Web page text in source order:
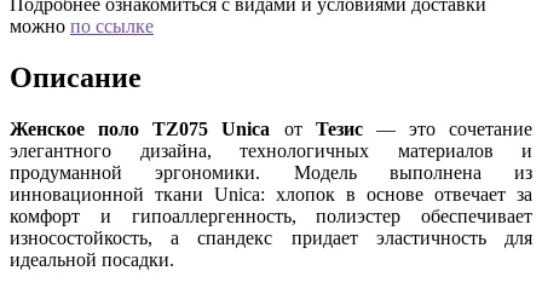
можно по ссылке
Описание
Женское поло TZ075 Unica от Тезис— это сочетание
элегантного дизайна, технологичных материалов и
продуманной эргономики. Модель выполнена из
инновационной ткани Unica: хлопок в основе отвечает за
комфорт и гипоаллергенность, полиэстер обеспечивает
износостойкость, а спандекс придает эластичность для
идеальной посадки.